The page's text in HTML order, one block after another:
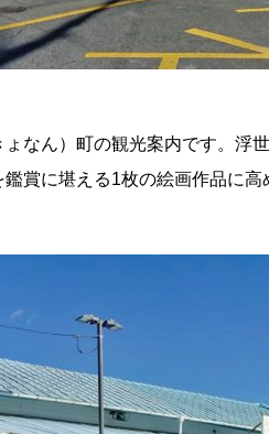
なん）町の観光案内です。浮
賞に堪える1枚の絵画作品に高